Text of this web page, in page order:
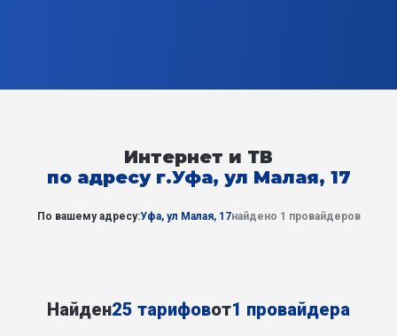
Интернет и ТВ
по адресу г.Уфа, ул Малая, 17
По вашему адресу:Уфа, ул Малая, 17найдено 1 провайдеров
Найден25 тарифовот1 провайдера